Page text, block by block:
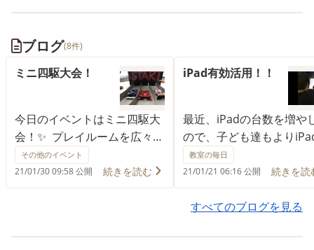
ブログ(8件)
ミニ四駆大会！
今日のイベントはミニ四駆大
会！✨ プレイルームを広々使
ってコースを設置しました！
(コースはスタッフ私物😁) み
んなの選んだミニ四駆を走ら
走らせるために重くしてみた
その他のイベント
21/01/30 09:58 公開 続きを読む
iPad有効活用！！
最近、iPadの台数を増や
ので、子ども達もより
使う機会が増えました✨
ルゲームを楽しんだり、
物をしたり、楽しく学ん
ます！ パソコンも使って
たり(^O^)←すごく盛り
教室の毎日
21/01/21 06:16 公開 続きを読
すべてのブログを見る